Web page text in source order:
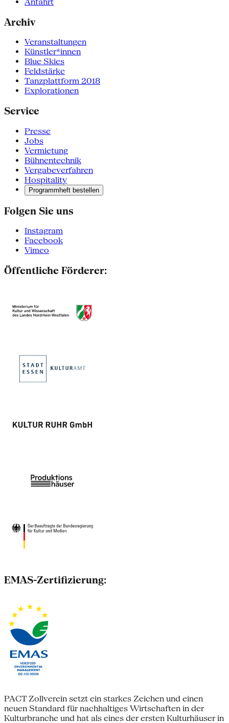
Archiv
Veranstaltungen
Künstler*innen
Blue Skies
Feldstärke
Tanzplattform 2018
Explorationen
Service
Presse
Jobs
Vermietung
Bühnentechnik
Vergabeverfahren
Hospitality
Programmheft bestellen
Folgen Sie uns
Instagram
Facebook
Vimeo
Öffentliche Förderer:
EMAS-Zertifizierung:
PACT Zollverein setzt ein starkes Zeichen und einen
neuen Standard für nachhaltiges Wirtschaften in der
Kulturbranche und hat als eines der ersten Kulturhäuser in